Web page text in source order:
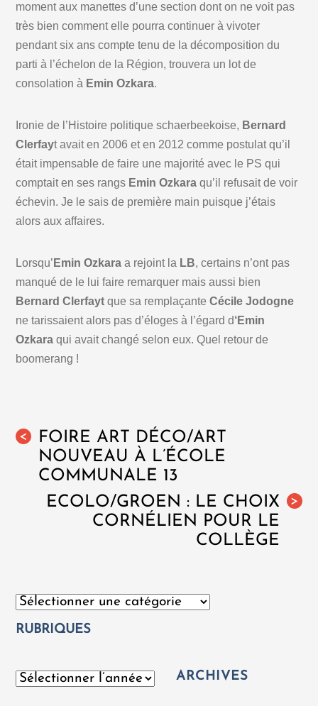
moment aux manettes d’une section dont on ne voit pas
très bien comment elle pourra continuer à vivoter
pendant six ans compte tenu de la décomposition du
parti à l’échelon de la Région, trouvera un lot de
consolation à Emin Ozkara.
Ironie de l’Histoire politique schaerbeekoise, Bernard
Clerfayt avait en 2006 et en 2012 comme postulat qu’il
était impensable de faire une majorité avec le PS qui
comptait en ses rangs Emin Ozkara qu’il refusait de voir
échevin. Je le sais de première main puisque j’étais
alors aux affaires.
Lorsqu’ Emin Ozkara a rejoint la LB, certains n’ont pas
manqué de le lui faire remarquer mais aussi bien
Bernard Clerfayt que sa remplaçanteCécile Jodogne
ne tarissaient alors pas d’éloges à l’égard d‘Emin
Ozkara qui avait changé selon eux. Quel retour de
boomerang !
<
FOIRE ART DÉCO/ART
NOUVEAU À L’ÉCOLE
COMMUNALE 13
>
ECOLO/GROEN : LE CHOIX
CORNÉLIEN POUR LE
COLLÈGE
Catégories
RUBRIQUES
Archives ARCHIVES